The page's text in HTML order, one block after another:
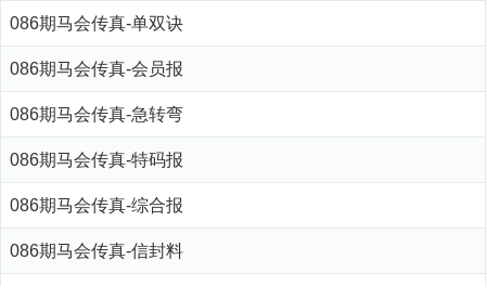
086期马会传真-单双诀
086期马会传真-会员报
086期马会传真-急转弯
086期马会传真-特码报
086期马会传真-综合报
086期马会传真-信封料